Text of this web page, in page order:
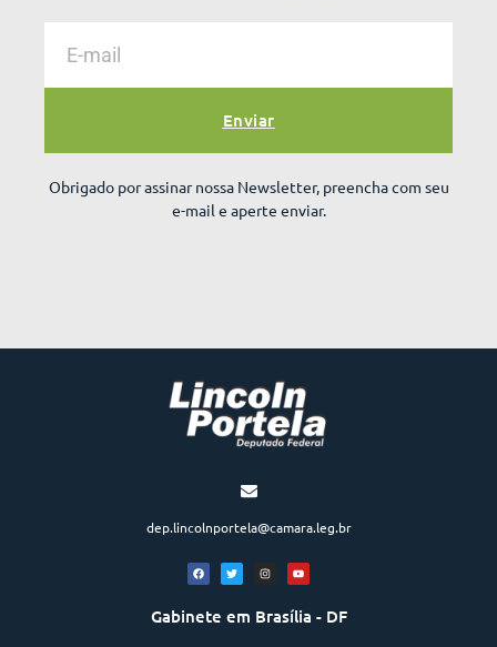
Enviar
Obrigado por assinar nossa Newsletter, preencha com seu
e-mail e aperte enviar.
dep.lincolnportela@camara.leg.br
Gabinete em Brasília - DF